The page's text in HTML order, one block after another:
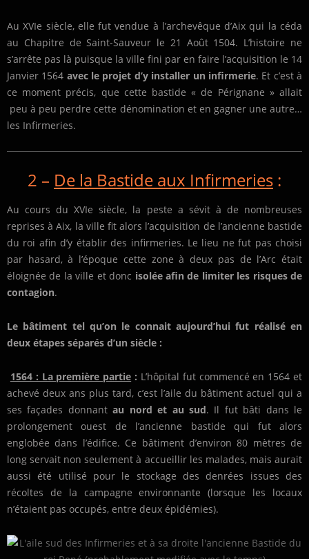
Au XVIe siècle, elle fut vendue à l’archevêque d’Aix qui la céda
au Chapitre de Saint-Sauveur le 21 Août 1504. L’histoire ne
s’arrête pas là puisque la ville fini par en faire l’acquisition le 14
Janvier 1564 avec le projet d’y installer un infirmerie. Et c’est à
ce moment précis, que cette bastide « de Pérignane » allait
peu à peu perdre cette dénomination et en gagner une autre…
les Infirmeries.
2 – De la Bastide aux Infirmeries :
Au cours du XVIe siècle, la peste a sévit à de nombreuses
reprises à Aix, la ville fit alors l’acquisition de l’ancienne bastide
du roi afin d’y établir des infirmeries. Le lieu ne fut pas choisi
par hasard, à l’époque cette zone à deux pas de l’Arc était
éloignée de la ville et donc isolée afin de limiter les risques de
contagion.
Le bâtiment tel qu’on le connait aujourd’hui fut réalisé en
deux étapes séparés d’un siècle :
1564 : La première partie : L’hôpital fut commencé en 1564 et
achevé deux ans plus tard, c’est l’aile du bâtiment actuel qui a
ses façades donnantau nord et au sud. Il fut bâti dans le
prolongement ouest de l’ancienne bastide qui fut alors
englobée dans l’édifice. Ce bâtiment d’environ 80 mètres de
long servait non seulement à accueillir les malades, mais aurait
aussi été utilisé pour le stockage des denrées issues des
récoltes de la campagne environnante (lorsque les locaux
n’étaient pas occupés, entre deux épidémies).